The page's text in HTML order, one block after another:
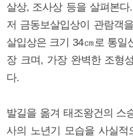
살상, 조사상 등을 살펴본
저 금동보살입상이 관람객
살입상은 크기 34㎝로 통일
장 크며, 가장 완벽한 조형
다.
발길을 옮겨 태조왕건의 스
사의 노년기 모습을 사실적